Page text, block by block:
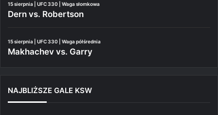
15 sierpnia | UFC 330 | Waga słomkowa
Dern vs. Robertson
15 sierpnia | UFC 330 | Waga półśrednia
Makhachev vs. Garry
NAJBLIŻSZE GALE KSW